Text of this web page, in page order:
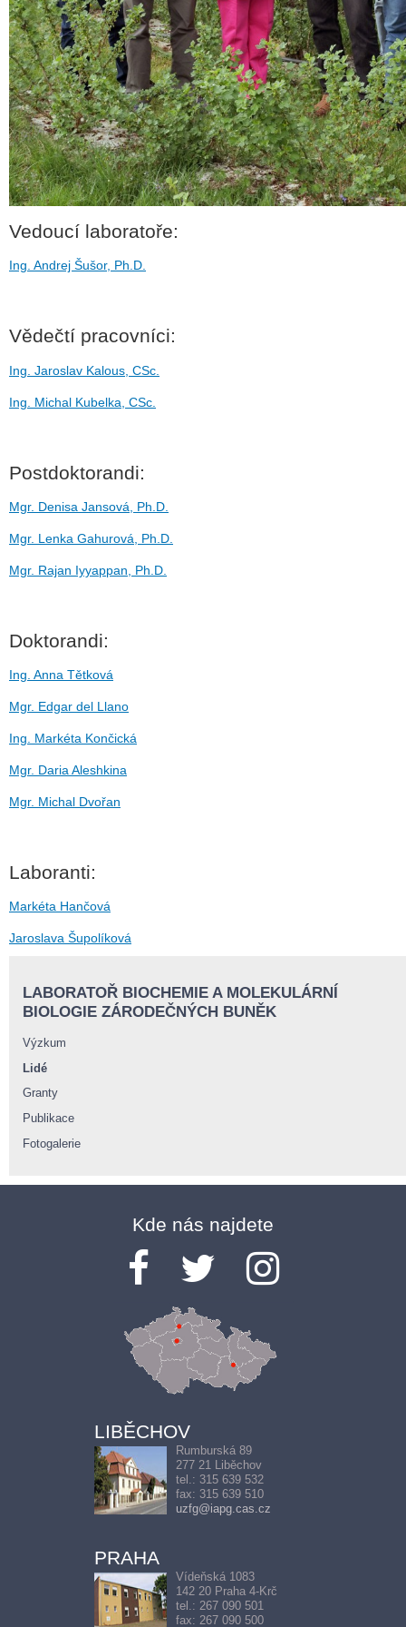
Vedoucí laboratoře:
Ing. Andrej Šušor, Ph.D.
Vědečtí pracovníci:
Ing. Jaroslav Kalous, CSc.
Ing. Michal Kubelka, CSc.
Postdoktorandi:
Mgr. Denisa Jansová, Ph.D.
Mgr. Lenka Gahurová, Ph.D.
Mgr. Rajan Iyyappan, Ph.D.
Doktorandi:
Ing. Anna Tětková
Mgr. Edgar del Llano
Ing. Markéta Končická
Mgr. Daria Aleshkina
Mgr. Michal Dvořan
Laboranti:
Markéta Hančová
Jaroslava Šupolíková
LABORATOŘ BIOCHEMIE A MOLEKULÁRNÍ
BIOLOGIE ZÁRODEČNÝCH BUNĚK
Výzkum
Lidé
Granty
Publikace
Fotogalerie
Kde nás najdete
LIBĚCHOV
Rumburská 89
277 21 Liběchov
tel.: 315 639 532
fax: 315 639 510
uzfg@iapg.cas.cz
PRAHA
Vídeňská 1083
142 20 Praha 4-Krč
tel.: 267 090 501
fax: 267 090 500